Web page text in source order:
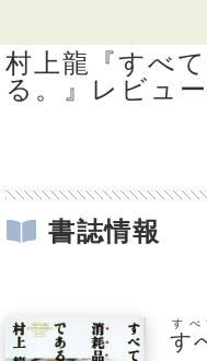
村上龍『すべ
る。』レビュー
書誌情報
す
す